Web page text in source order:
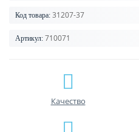
Код товара: 31207-37
Артикул: 710071
Качество